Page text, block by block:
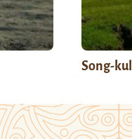
Song-kul